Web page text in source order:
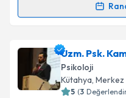
Randevu
Psk. Betül GİRGİN
oluşturun. Size bu
takvim
Uzm. Psk.
Psikoloji
Kütahya, Merkez
5 (3